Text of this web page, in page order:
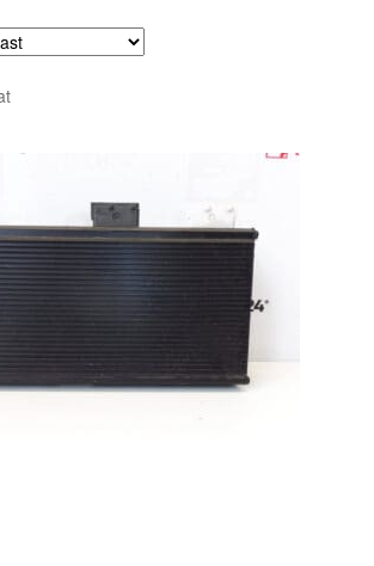
Sortera
senaste